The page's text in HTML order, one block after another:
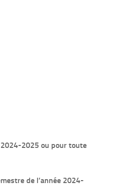
2025 ou pour toute
de l’année 2024-